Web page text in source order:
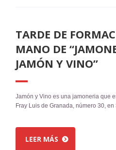
TARDE DE
MANO DE
JAMÓN Y VINO”
Jamón y Vino es una jamoneria que
Fray Luis de Granada, número 30,
LEER MÁS